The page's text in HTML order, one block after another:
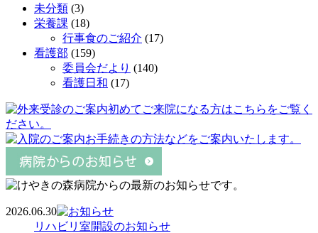
未分類 (3)
栄養課 (18)
行事食のご紹介 (17)
看護部 (159)
委員会だより (140)
看護日和 (17)
2026.06.30
リハビリ室開設のお知らせ